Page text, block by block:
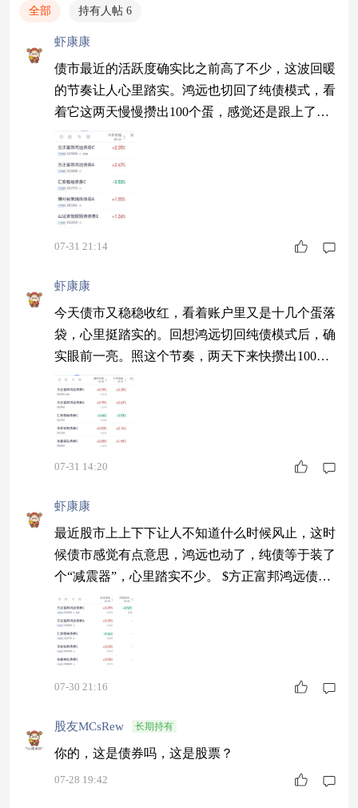
全部 持有人帖 6
虾康康
债市最近的活跃度确实比之前高了不少，这波回暖
的节奏让人心里踏实。鸿远也切回了纯债模式，看
着它这两天慢慢攒出100个蛋，感觉还是跟上了当
下的行情。 $汇安稳裕债券C$ 继续加油 $方正富邦
鸿远债券A$ 今天收蛋23个，不错
07-31 21:14
虾康康
今天债市又稳稳收红，看着账户里又是十几个蛋落
袋，心里挺踏实的。回想鸿远切回纯债模式后，确
实眼前一亮。照这个节奏，两天下来快攒出100个
蛋了，这种细水长流的积累，在现在的行情下真挺
难得的。 $方正富邦鸿远债券A$ 昨天79个蛋 $汇安
稳裕债券C$ 昨天碎蛋64个，今天加油
07-31 14:20
虾康康
最近股市上上下下让人不知道什么时候风止，这时
候债市感觉有点意思，鸿远也动了，纯债等于装了
个“减震器”，心里踏实不少。 $方正富邦鸿远债券
A$ 收蛋79个，不错 $汇安稳裕债券C$ 碎蛋64个，
加油
07-30 21:16
股友MCsRew 长期持有
你的，这是债券吗，这是股票？
07-28 19:42